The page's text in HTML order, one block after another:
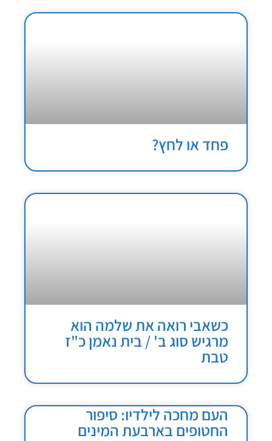
פחד או לחץ?
כשאבי רואה את שלמה הוא
מרגיש סוג ב' / בית נאמן כ"ז
טבת
העם מחכה לילדיו: סיפור
החטופים בארבעת המינים